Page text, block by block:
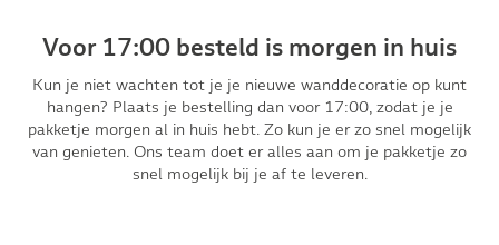
Voor 17:00 besteld is morgen in huis
Kun je niet wachten tot je je nieuwe wanddecoratie op kunt
hangen? Plaats je bestelling dan voor 17:00, zodat je je
pakketje morgen al in huis hebt. Zo kun je er zo snel mogelijk
van genieten. Ons team doet er alles aan om je pakketje zo
snel mogelijk bij je af te leveren.